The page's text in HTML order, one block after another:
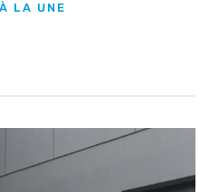
À LA UNE